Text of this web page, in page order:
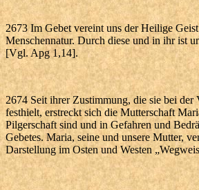
2673 Im Gebet vereint uns der Heilige
Menschennatur. Durch diese und in ihr ist
[Vgl. Apg 1,14].
2674 Seit ihrer Zustimmung, die sie bei
festhielt, erstreckt sich die Mutterschaft
Pilgerschaft sind und in Gefahren und
Gebetes. Maria, seine und unsere Mutter,
Darstellung im Osten und Westen